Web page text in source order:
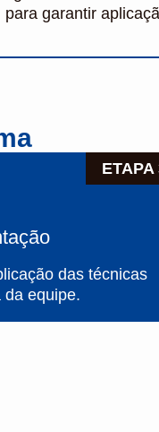
garantir
das técnicas
da equipe.
ETAPA